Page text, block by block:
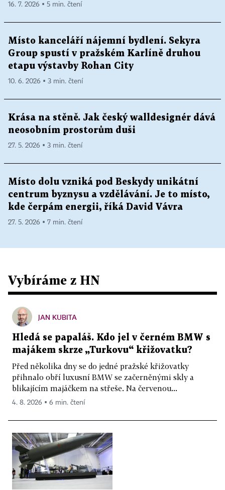
16. 7. 2026 ▪ 5 min. čtení
Místo kanceláří nájemní bydlení. Sekyra
Group spustí v pražském Karlíně druhou
etapu výstavby Rohan City
10. 6. 2026 ▪ 3 min. čtení
Krása na stěně. Jak český walldesignér dává
neosobním prostorům duši
27. 5. 2026 ▪ 3 min. čtení
Místo dolu vzniká pod Beskydy unikátní
centrum byznysu a vzdělávání. Je to místo,
kde čerpám energii, říká David Vávra
27. 5. 2026 ▪ 7 min. čtení
Vybíráme z HN
JAN KUBITA
Hledá se papaláš. Kdo jel v černém BMW s
majákem skrze „Turkovu“ křižovatku?
Před několika dny se do jedné pražské křižovatky
přihnalo obří luxusní BMW se začerněnými skly a
blikajícím majáčkem na střeše. Na červenou...
4. 8. 2026 ▪ 6 min. čtení